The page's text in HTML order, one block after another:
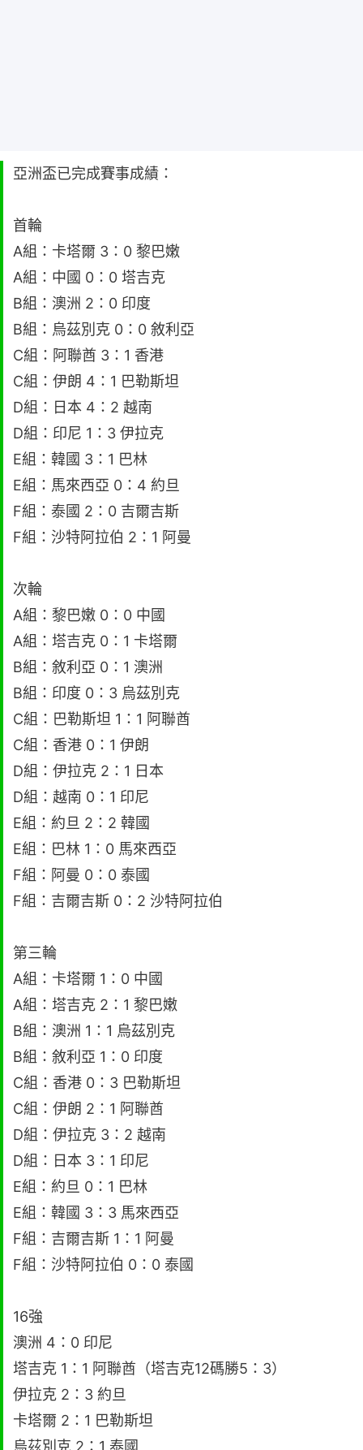
亞洲盃已完成賽事成績：
首輪
A組：卡塔爾 3：0 黎巴嫩
A組：中國 0：0 塔吉克
B組：澳洲 2：0 印度
B組：烏茲別克 0：0 敘利亞
C組：阿聯酋 3：1 香港
C組：伊朗 4：1 巴勒斯坦
D組：日本 4：2 越南
D組：印尼 1：3 伊拉克
E組：韓國 3：1 巴林
E組：馬來西亞 0：4 約旦
F組：泰國 2：0 吉爾吉斯
F組：沙特阿拉伯 2：1 阿曼
次輪
A組：黎巴嫩 0：0 中國
A組：塔吉克 0：1 卡塔爾
B組：敘利亞 0：1 澳洲
B組：印度 0：3 烏茲別克
C組：巴勒斯坦 1：1 阿聯酋
C組：香港 0：1 伊朗
D組：伊拉克 2：1 日本
D組：越南 0：1 印尼
E組：約旦 2：2 韓國
E組：巴林 1：0 馬來西亞
F組：阿曼 0：0 泰國
F組：吉爾吉斯 0：2 沙特阿拉伯
第三輪
A組：卡塔爾 1：0 中國
A組：塔吉克 2：1 黎巴嫩
B組：澳洲 1：1 烏茲別克
B組：敘利亞 1：0 印度
C組：香港 0：3 巴勒斯坦
C組：伊朗 2：1 阿聯酋
D組：伊拉克 3：2 越南
D組：日本 3：1 印尼
E組：約旦 0：1 巴林
E組：韓國 3：3 馬來西亞
F組：吉爾吉斯 1：1 阿曼
F組：沙特阿拉伯 0：0 泰國
16強
澳洲 4：0 印尼
塔吉克 1：1 阿聯酋（塔吉克12碼勝5：3）
伊拉克 2：3 約旦
卡塔爾 2：1 巴勒斯坦
烏茲別克 2：1 泰國